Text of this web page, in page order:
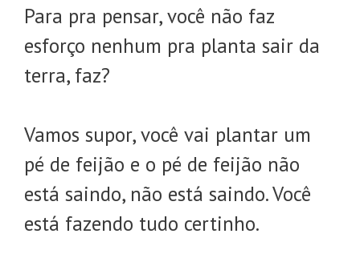
Para pra pensar, você não faz
esforço nenhum pra planta sair da
terra, faz?
Vamos supor, você vai plantar um
pé de feijão e o pé de feijão não
está saindo, não está saindo. Você
está fazendo tudo certinho.